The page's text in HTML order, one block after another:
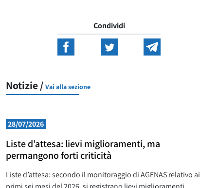
Condividi
Notizie / Vai alla sezione
28/07/2026
Liste d’attesa: lievi miglioramenti, ma
permangono forti criticità
Liste d’attesa: secondo il monitoraggio di AGENAS relativo ai